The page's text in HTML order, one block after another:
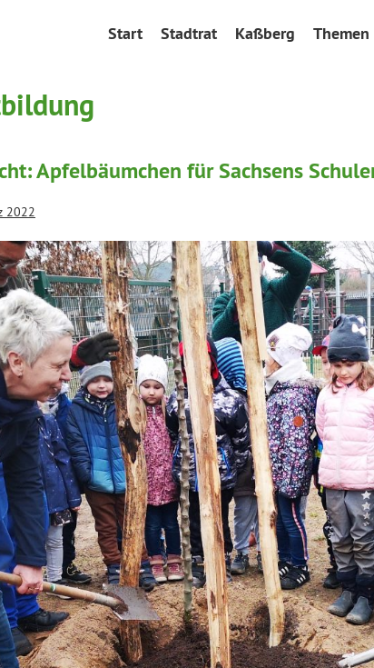
Start Stadtrat Kaßberg Themen
Apfelbäumchen für Sachsens
2022